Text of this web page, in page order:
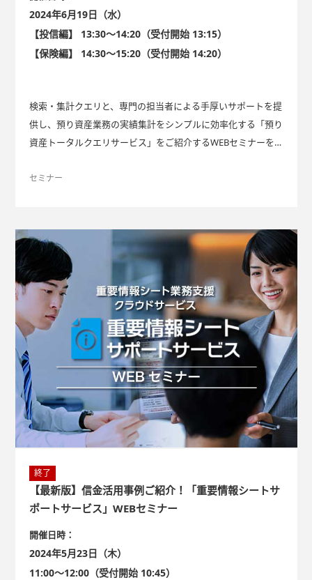
2024年6月19日（水）
【投信編】 13:30～14:20（受付開始 13:15）
【保険編】 14:30～15:20（受付開始 14:20）
検索・集計クエリと、専門の担当者による手厚いサポートを提
供し、預り資産業務の実績集計をシンプルに効率化する「預り
資産トータルクエリサービス」をご紹介するWEBセミナーを開
セミナー
終了
【最新版】信金活用事例ご紹介！「重要情報シートサ
ポートサービス」WEBセミナー
開催日時：
2024年5月23日（木）
11:00～12:00（受付開始 10:45）